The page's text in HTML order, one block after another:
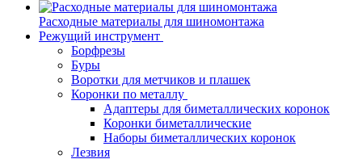
Расходные материалы для шиномонтажа
Режущий инструмент
Борфрезы
Буры
Воротки для метчиков и плашек
Коронки по металлу
Адаптеры для биметаллических коронок
Коронки биметаллические
Наборы биметаллических коронок
Лезвия